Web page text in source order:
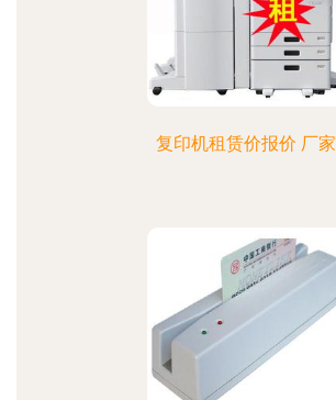
复印机租赁价报价 厂家